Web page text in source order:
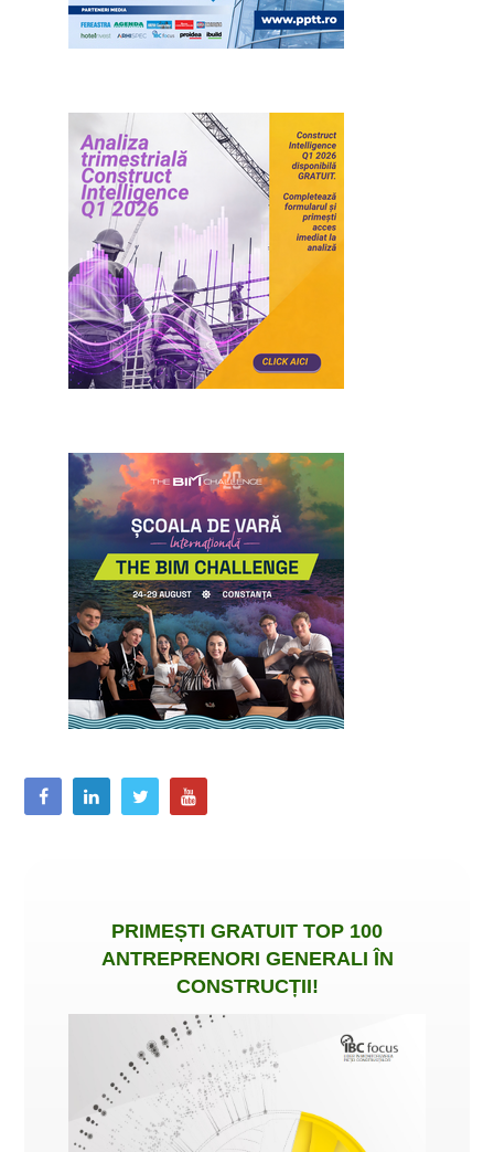
PRIMEȘTI GRATUIT TOP 100
ANTREPRENORI GENERALI ÎN
CONSTRUCȚII!